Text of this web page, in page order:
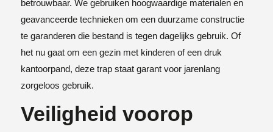
betrouwbaar. We gebruiken hoogwaardige materialen en
geavanceerde technieken om een duurzame constructie
te garanderen die bestand is tegen dagelijks gebruik. Of
het nu gaat om een gezin met kinderen of een druk
kantoorpand, deze trap staat garant voor jarenlang
zorgeloos gebruik.
Veiligheid voorop